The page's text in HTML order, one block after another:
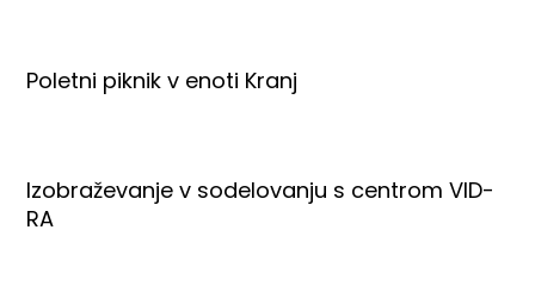
Poletni piknik v enoti Kranj
Izobraževanje v sodelovanju s centrom VID-
RA